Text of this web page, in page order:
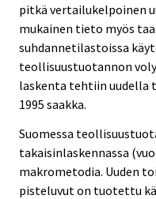
pitkä vertailukelpoinen
mukainen tieto myös
suhdannetilastoissa
teollisuustuotannon
laskenta tehtiin uudella
1995 saakka.
Suomessa
takaisinlaskennassa
makrometodia. Uuden
pisteluvut on tuotettu